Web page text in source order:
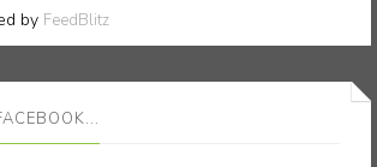
by FeedBlitz